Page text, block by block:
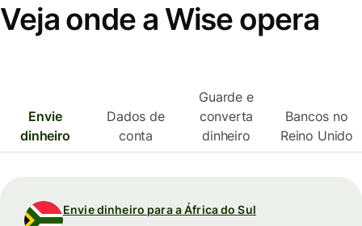
Veja onde a Wise opera
Envie
dinheiro
Dados de
conta
Guarde e
converta
dinheiro
Bancos no
Reino Unido
Envie dinheiro para a África do Sul